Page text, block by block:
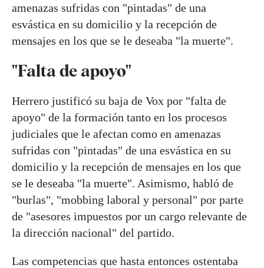
amenazas sufridas con "pintadas" de una
esvástica en su domicilio y la recepción de
mensajes en los que se le deseaba "la muerte".
"Falta de apoyo"
Herrero justificó su baja de Vox por "falta de
apoyo" de la formación tanto en los procesos
judiciales que le afectan como en amenazas
sufridas con "pintadas" de una esvástica en su
domicilio y la recepción de mensajes en los que
se le deseaba "la muerte". Asimismo, habló de
"burlas", "mobbing laboral y personal" por parte
de "asesores impuestos por un cargo relevante de
la dirección nacional" del partido.
Las competencias que hasta entonces ostentaba